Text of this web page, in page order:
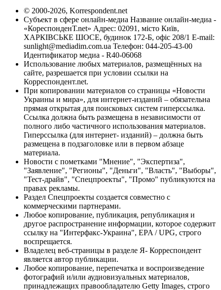
© 2000-2026, Korrespondent.net
Субъект в сфере онлайн-медиа Название онлайн-медиа -
«КореспонденТ.net» Адрес: 02091, місто Київ,
ХАРКІВСЬКЕ ШОСЕ, будинок 172-Б, офіс 208/1 E-mail:
sunlight@mediadim.com.ua Телефон: 044-205-43-00
Идентификатор медиа - R40-06068
Использование любых материалов, размещённых на
сайте, разрешается при условии ссылки на
Корреспондент.net.
При копировании материалов со страницы «Новости
Украины и мира», для интернет-изданий – обязательна
прямая открытая для поисковых систем гиперссылка.
Ссылка должна быть размещена в независимости от
полного либо частичного использования материалов.
Гиперссылка (для интернет- изданий) – должна быть
размещена в подзаголовке или в первом абзаце
материала.
Новости с пометками "Мнение", "Экспертиза",
"Заявление", "Регионы", "Деньги", "Власть", "Выборы",
"Тест-драйв", "Спецпроекты", "Промо" публикуются на
правах рекламы.
Раздел Спецпроекты создается совместно с
коммерческими партнерами.
Любое копирование, публикация, републикация и
другое распространение информации, которое содержит
ссылку на "Интерфакс-Украина", EPA / UPG, строго
воспрещается.
Владелец веб-страницы в разделе Я- Корреспондент
является автор публикации.
Любое копирование, перепечатка и воспроизведение
фотографий и/или аудиовизуальных материалов,
принадлежащих правообладателю Getty Images, строго